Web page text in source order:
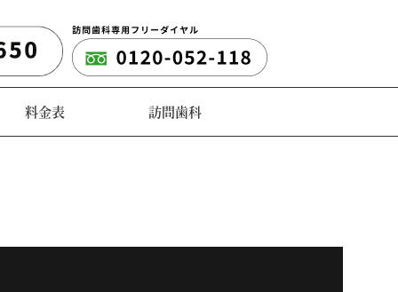
料金表 訪問歯科